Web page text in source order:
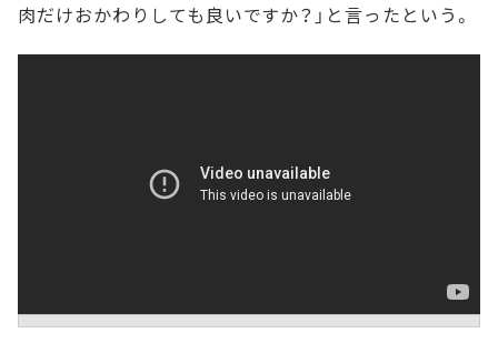
肉だけおかわりしても良いですか？」と言ったという。